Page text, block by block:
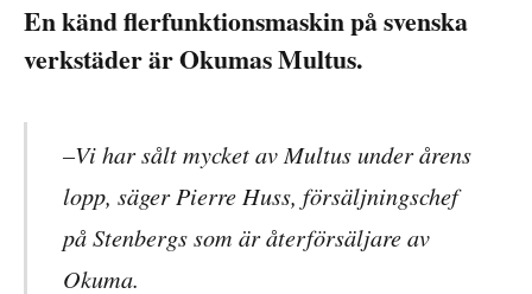
En känd flerfunktionsmaskin på svenska
verkstäder är Okumas Multus.
–Vi har sålt mycket av Multus under årens
lopp, säger Pierre Huss, försäljningschef
på Stenbergs som är återförsäljare av
Okuma.